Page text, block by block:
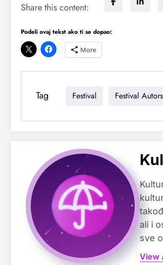
Share this content:
Podeli ovaj tekst ako ti se dopao:
More
Tag Festival Festival
ali i
sve
View